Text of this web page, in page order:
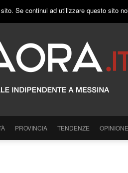
PROVINCIA TENDENZE OPINIONE
Se continui ad utilizzare questo sito